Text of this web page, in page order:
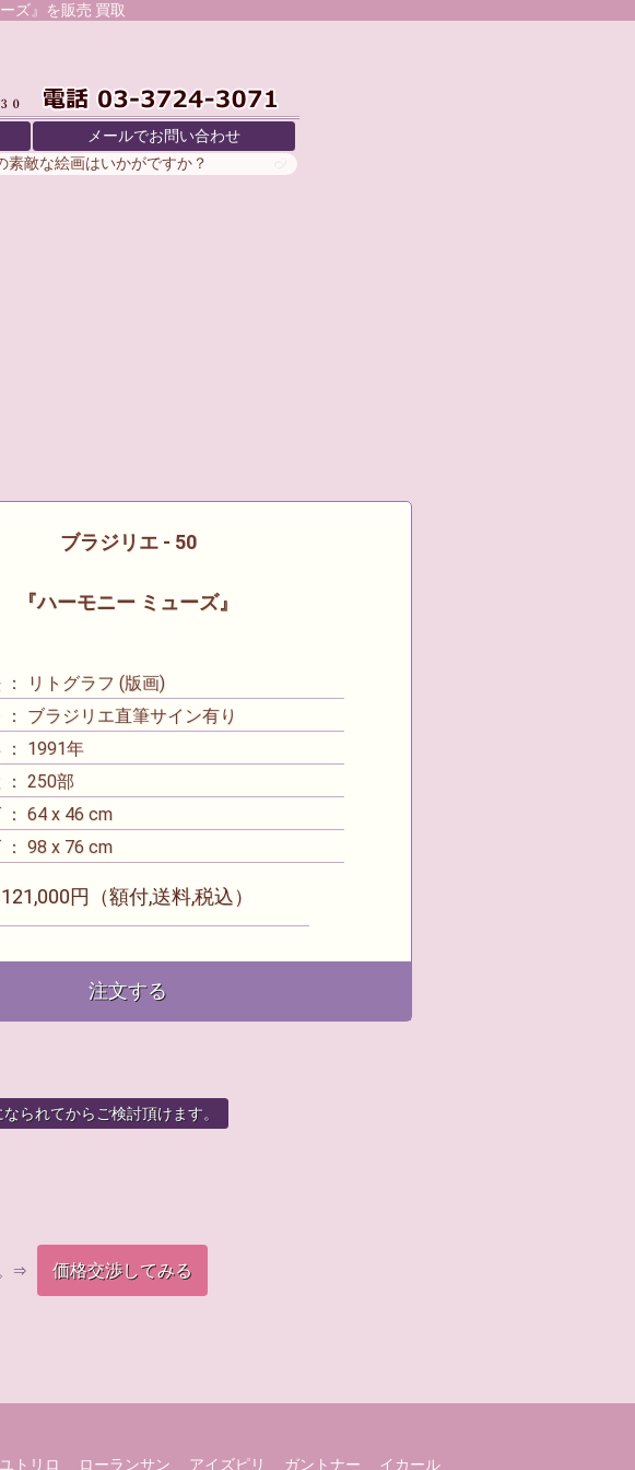
ズ』を販売 買取
メールでお問い合わせ
素敵な絵画はいかがですか？
ブラジリエ - 50
『ハーモニー ミューズ』
トグラフ (版画)
ブラジリエ直筆サイン有り
1991年
250部
64 x 46 cm
98 x 76 cm
121,000円（額付,送料,税込）
注文する
られてからご検討頂けます。
⇒ 価格交渉してみる
ユトリロ ローランサン アイズピリ ガントナー イカール